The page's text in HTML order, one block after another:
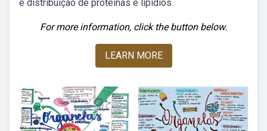
e distribuição de proteínas e lipídios.
For more information, click the button below.
LEARN MORE